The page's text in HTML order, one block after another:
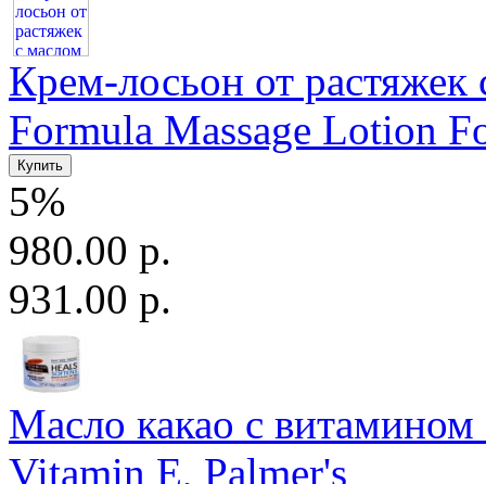
Крем-лосьон от
Formula Massage Lotion
5%
980.00 р.
931.00 р.
Масло какао с
Vitamin E, Palmer's